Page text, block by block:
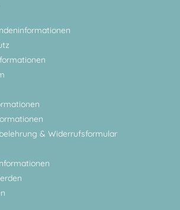
& Widerrufsformular